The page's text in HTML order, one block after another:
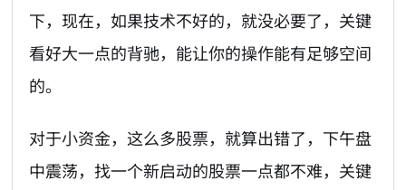
下，现在，如果技术不好的，就没必要了，关键
看好大一点的背驰，能让你的操作能有足够空间
的。
对于小资金，这么多股票，就算出错了，下午盘
中震荡，找一个新启动的股票一点都不难，关键